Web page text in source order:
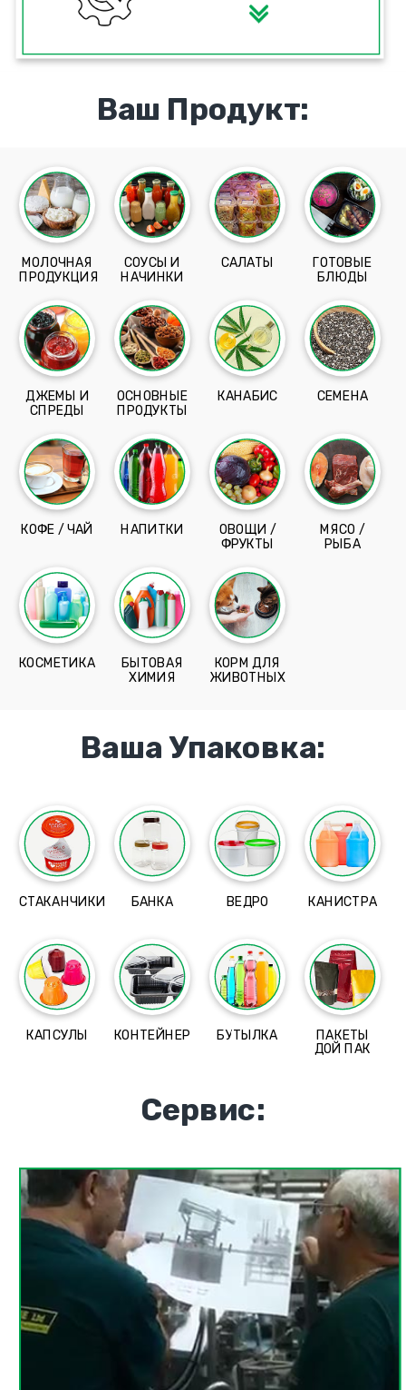
Ваш Продукт:
МОЛОЧНАЯ
ПРОДУКЦИЯ
СОУСЫ И
НАЧИНКИ
САЛАТЫ
ГОТОВЫЕ
БЛЮДЫ
ДЖЕМЫ И
СПРЕДЫ
ОСНОВНЫЕ
ПРОДУКТЫ
КАНАБИС СЕМЕНА
КОФЕ / ЧАЙ НАПИТКИ ОВОЩИ /
ФРУКТЫ
МЯСО /
РЫБА
КОСМЕТИКА БЫТОВАЯ
ХИМИЯ
КОРМ ДЛЯ
ЖИВОТНЫХ
Ваша Упаковка:
СТАКАНЧИКИ БАНКА ВЕДРО КАНИСТРА
КАПСУЛЫ КОНТЕЙНЕР БУТЫЛКА ПАКЕТЫ
ДОЙ ПАК
Сервис: